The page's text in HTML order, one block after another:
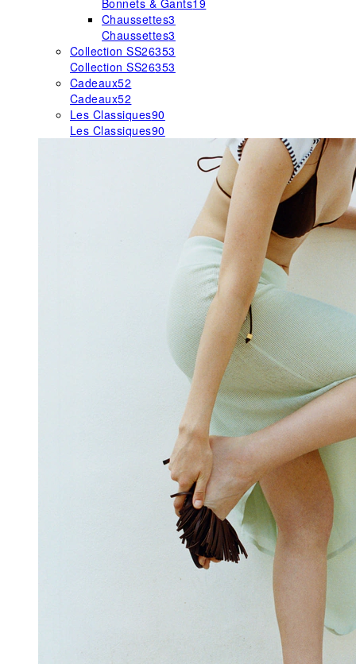
Bonnets & Gants19
Chaussettes3
Chaussettes3
Collection SS26353
Collection SS26353
Cadeaux52
Cadeaux52
Les Classiques90
Les Classiques90